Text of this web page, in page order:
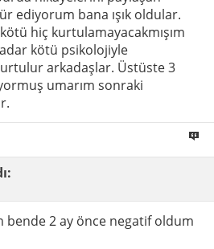
ediyorum bana ışık oldular.
hiç kurtulamayacakmışım
kötü psikolojiyle
arkadaşlar. Üstüste 3
umarım sonraki
bende 2 ay önce negatif oldum